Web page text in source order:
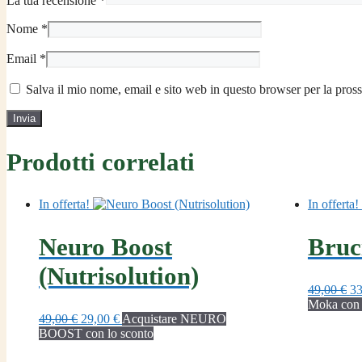
Nome *
Email *
Salva il mio nome, email e sito web in questo browser per la
Prodotti correlati
In offerta!
Neuro Boost
(Nutrisolution)
49,00€ Il
prezzo
29,00 €Il
prezzo
Acquistare NEURO
BOOST con lo sconto
In offerta!
49,00€ Il
Moka con